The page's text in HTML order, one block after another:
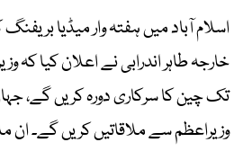
اسلام آباد میں ہفتہ وار میڈیا
تک چین کا سرکاری دورہ کریں گے،
وزیراعظم سے ملاقاتیں کریں گے۔ ان